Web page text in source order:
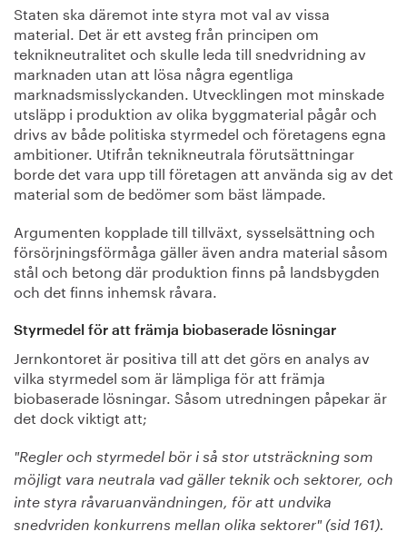
Staten ska däremot inte styra mot val av vissa
material. Det är ett avsteg från principen om
teknikneutralitet och skulle leda till snedvridning av
marknaden utan att lösa några egentliga
marknadsmisslyckanden. Utvecklingen mot minskade
utsläpp i produktion av olika byggmaterial pågår och
drivs av både politiska styrmedel och företagens egna
ambitioner. Utifrån teknikneutrala förutsättningar
borde det vara upp till företagen att använda sig av det
material som de bedömer som bäst lämpade.
Argumenten kopplade till tillväxt, sysselsättning och
försörjningsförmåga gäller även andra material såsom
stål och betong där produktion finns på landsbygden
och det finns inhemsk råvara.
Styrmedel för att främja biobaserade lösningar
Jernkontoret är positiva till att det görs en analys av
vilka styrmedel som är lämpliga för att främja
biobaserade lösningar. Såsom utredningen påpekar är
det dock viktigt att;
"Regler och styrmedel bör i så stor utsträckning som
möjligt vara neutrala vad gäller teknik och sektorer, och
inte styra råvaruanvändningen, för att undvika
snedvriden konkurrens mellan olika sektorer" (sid 161).